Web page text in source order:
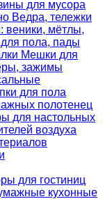
для мусора
Ведра, тележки
веники, мётлы,
пола, пады
Мешки для
зажимы
для пола
полотенец
для настольных
воздуха
для гостиниц
кухонные